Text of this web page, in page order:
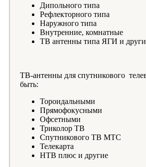
Дипольного типа
Рефлекторного типа
Наружного типа
Внутренние, комнатные
ТВ антенны типа ЯГИ и
ТВ-антенны для спутникового
быть:
Тороидальными
Прямофокусными
Офсетными
Триколор ТВ
Спутникового ТВ МТС
Телекарта
НТВ плюс и другие